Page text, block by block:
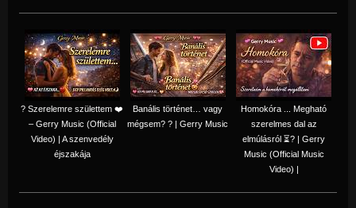
? Szerelemre születtem ❤️
– Gerry Music (Official
Video) | A szenvedély
éjszakája
Banális történet… vagy
mégsem? ? | Gerry Music
Homokóra ... Megható
szerelmes dal az
elmúlásról ⏳? | Gerry
Music (Official Music
Video) |